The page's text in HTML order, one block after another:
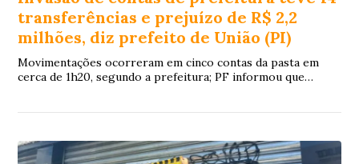
transferências e prejuízo de R$ 2,2
milhões, diz prefeito de União (PI)
Movimentações ocorreram em cinco contas da pasta em
cerca de 1h20, segundo a prefeitura; PF informou que